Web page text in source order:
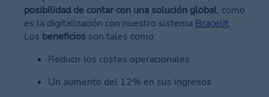
posibilidad de contar con una solución global, como
es la digitalización con nuestro sistema Bracelit.
Los beneficios son tales como:
Reducir los costes operacionales
Un aumento del 12% en sus ingresos